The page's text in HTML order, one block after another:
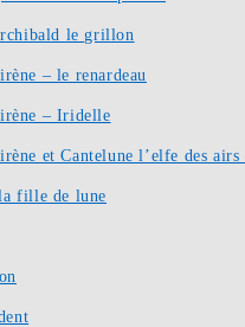
le grillon
– le renardeau
– Iridelle
et Cantelune l’elfe des airs
fille de lune